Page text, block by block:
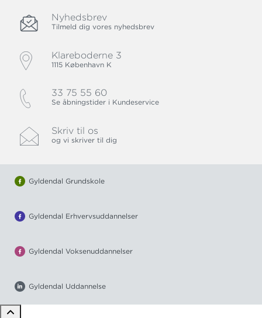
Nyhedsbrev
Tilmeld dig vores nyhedsbrev
Klareboderne 3
1115 København K
33 75 55 60
Se åbningstider i Kundeservice
Skriv til os
og vi skriver til dig
Gyldendal Grundskole
Gyldendal Erhvervsuddannelser
Gyldendal Voksenuddannelser
Gyldendal Uddannelse